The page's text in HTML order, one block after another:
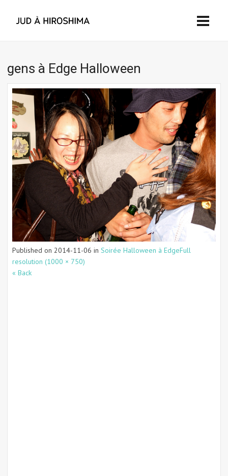
gens à Edge Halloween
Published on 2014-11-06 in Soirée Halloween à EdgeFull
resolution (1000 × 750)
« Back